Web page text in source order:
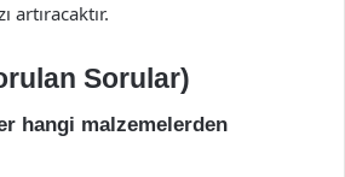
artıracaktır.
Sorular)
hangi malzemelerden